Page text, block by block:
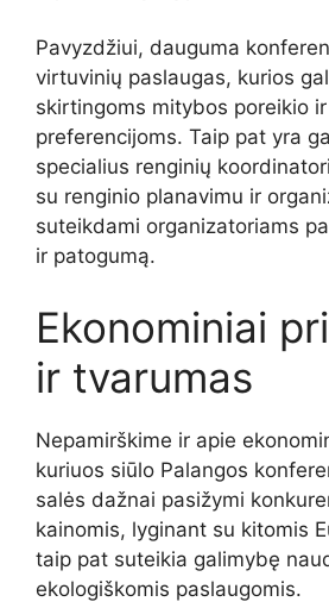
Pavyzdžiui, dauguma
virtuvinių paslaugas, kurios
skirtingoms mitybos poreikio
preferencijoms. Taip pat yra
specialius renginių
su renginio planavimu ir
suteikdami organizatoriams
ir patogumą.
Ekonominiai
ir tvarumas
Nepamirškime ir apie
kuriuos siūlo Palangos
salės dažnai pasižymi
kainomis, lyginant su kitomis
taip pat suteikia galimybę
ekologiškomis paslaugomis.